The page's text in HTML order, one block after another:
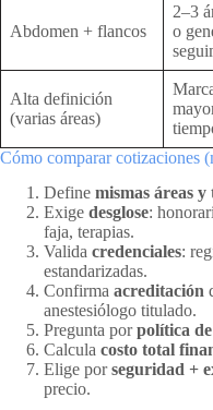
Abdomen + flancos
2–3
o
Alta definición
(varias áreas)
Cómo comparar cotizaciones
Define mismas áreas y
Exige desglose:
faja, terapias.
Valida credenciales:
estandarizadas.
Confirma acreditación
anestesiólogo titulado.
Pregunta porpolítica
Calcula costo total
Elige porseguridad +
precio.